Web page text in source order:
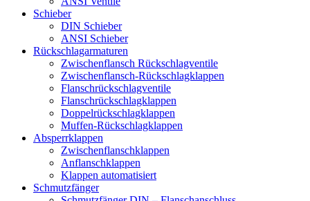
Schieber
DIN Schieber
ANSI Schieber
Rückschlag­armaturen
Zwischenflansch Rückschlagventile
Zwischenflansch-Rückschlagklappen
Flanschrückschlagventile
Flanschrückschlagklappen
Doppelrückschlagklappen
Muffen-Rückschlagklappen
Absperrklappen
Zwischenflanschklappen
Anflanschklappen
Klappen automatisiert
Schmutzfänger